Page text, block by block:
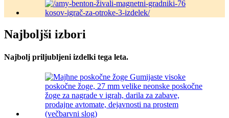
Najboljši izbori
Najbolj priljubljeni izdelki tega leta.